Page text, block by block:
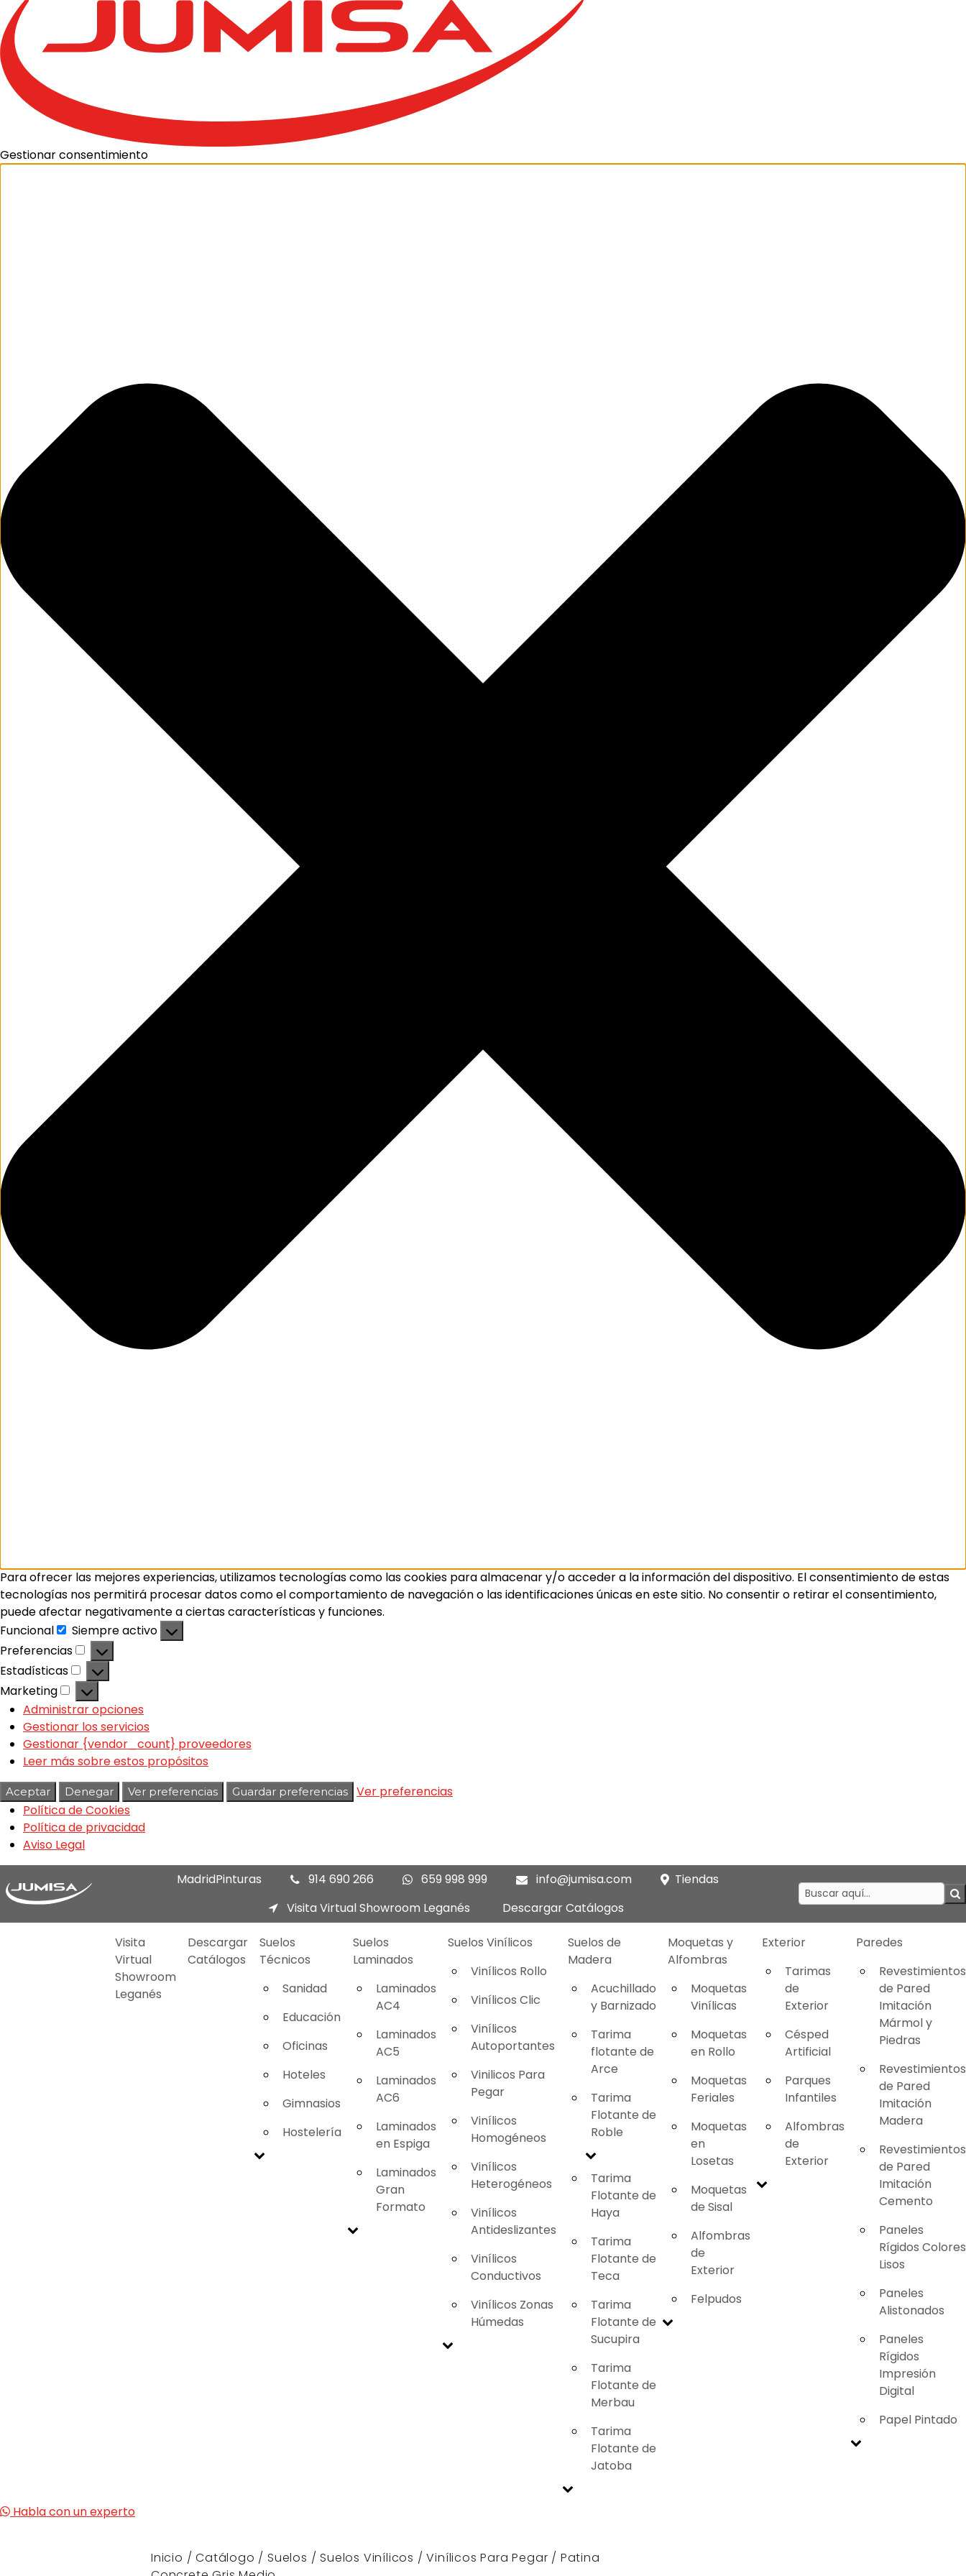
Gestionar consentimiento
Para ofrecer las mejores experiencias, utilizamos tecnologías como las cookies para almacenar y/o acceder a la información del dispositivo. El consentimiento de estas
tecnologías nos permitirá procesar datos como el comportamiento de navegación o las identificaciones únicas en este sitio. No consentir o retirar el consentimiento,
puede afectar negativamente a ciertas características y funciones.
Funcional
Siempre activo
Preferencias
Estadísticas
Marketing
Administrar opciones
Gestionar los servicios
Gestionar {vendor_count} proveedores
Leer más sobre estos propósitos
Aceptar Denegar Ver preferencias Guardar preferencias
Ver preferencias
Política de Cookies
Política de privacidad
Aviso Legal
MadridPinturas 914 690 266 659 998 999 info@jumisa.com
Tiendas
Visita Virtual Showroom Leganés
Descargar Catálogos
Visita
Virtual
Showroom
Leganés
Descargar
Catálogos
Suelos
Técnicos
Sanidad
Educación
Oficinas
Hoteles
Gimnasios
Hostelería
Suelos
Laminados
Laminados
AC4
Laminados
AC5
Laminados
AC6
Laminados
en Espiga
Laminados
Gran
Formato
Suelos Vinílicos
Vinílicos Rollo
Vinílicos Clic
Vinílicos
Autoportantes
Vinilicos Para
Pegar
Vinílicos
Homogéneos
Vinílicos
Heterogéneos
Vinílicos
Antideslizantes
Vinílicos
Conductivos
Vinílicos Zonas
Húmedas
Suelos de
Madera
Acuchillado
y Barnizado
Tarima
flotante de
Arce
Tarima
Flotante de
Roble
Tarima
Flotante de
Haya
Tarima
Flotante de
Teca
Tarima
Flotante de
Sucupira
Tarima
Flotante de
Merbau
Tarima
Flotante de
Jatoba
Moquetas y
Alfombras
Moquetas
Vinílicas
Moquetas
en Rollo
Moquetas
Feriales
Moquetas
en
Losetas
Moquetas
de Sisal
Alfombras
de
Exterior
Felpudos
Exterior
Tarimas
de
Exterior
Césped
Artificial
Parques
Infantiles
Alfombras
de
Exterior
Paredes
Revestimientos
de Pared
Imitación
Mármol y
Piedras
Revestimientos
de Pared
Imitación
Madera
Revestimientos
de Pared
Imitación
Cemento
Paneles
Rígidos Colores
Lisos
Paneles
Alistonados
Paneles
Rígidos
Impresión
Digital
Papel Pintado
Habla con un experto
Inicio /Catálogo / Suelos / Suelos Vinílicos /Vinílicos Para Pegar / Patina